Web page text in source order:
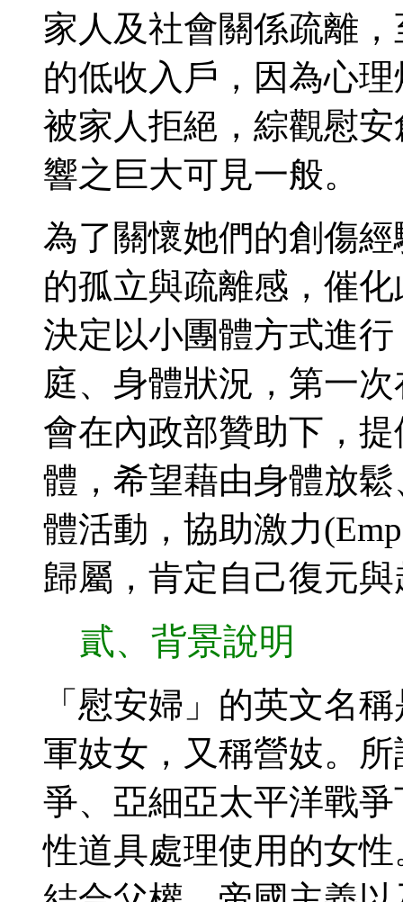
家人及社會關係疏離
的低收入戶，因為心
被家人拒絕，綜觀慰
響之巨大可見一般。
為了關懷她們的創傷
的孤立與疏離感，催
決定以小團體方式進
庭、身體狀況，第一
會在內政部贊助下，
體，希望藉由身體放
體活動，協助激力
歸屬，肯定自己復元
貳、背景說明
「慰安婦」的英文名
軍妓女，又稱營妓。
爭、亞細亞太平洋戰
性道具處理使用的女